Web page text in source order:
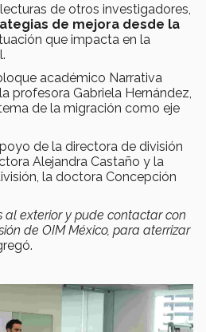
de otros investigadores,
de mejora desde la
que impacta en la
académico Narrativa
profesora Gabriela Hernández,
de la migración como eje
de la directora de división
Alejandra Castaño y la
la doctora Concepción
al exterior y pude contactar con
de OIM México, para aterrizar